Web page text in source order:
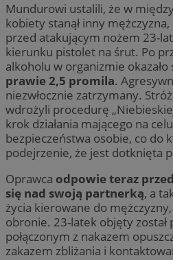
Mundurowi ustalili, że w
kobiety stanął inny
przed atakującym nożem 23-
kierunku pistolet na śrut. Po
alkoholu w organizmie okazało
prawie 2,5 promila.
niezwłocznie zatrzymany.
wdrożyli procedurę
krok działania mającego na
bezpieczeństwa osobie, co do
podejrzenie, że jest dotknięta
Oprawca odpowie teraz
się nad swoją partnerką, a
życia kierowane do
obronie. 23-latek objęty
połączonym z nakazem
zakazem zbliżania i